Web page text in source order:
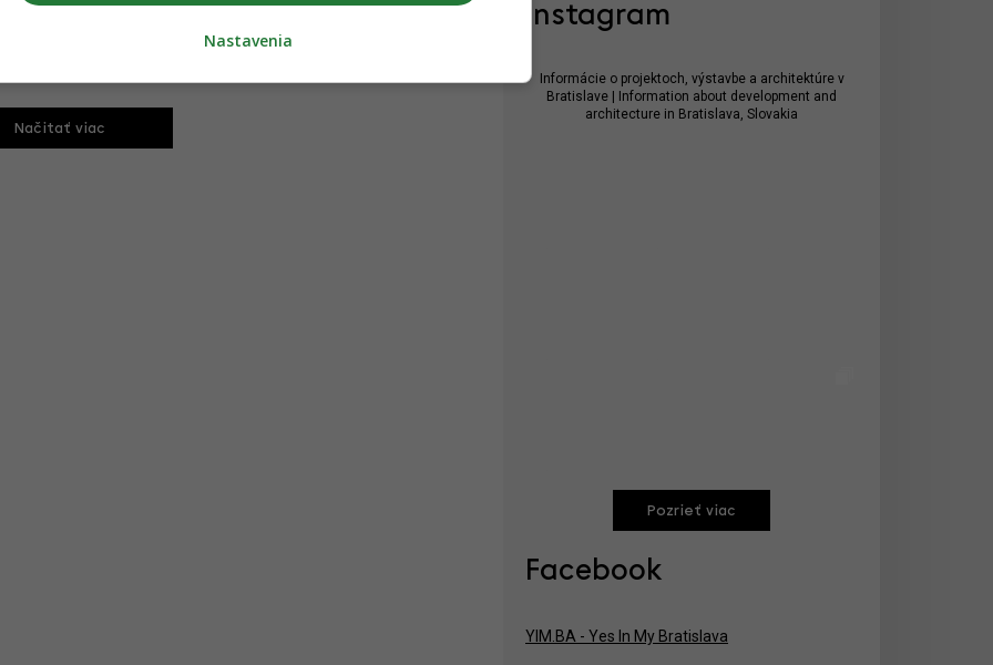
etape projektu Stein2. Pôvodne ich malo byť päť,
časť komplexu je už vo výstavbe.
Načitať viac
Instagram
Informácie o projektoch, výstavbe a architektúre v
Bratislave | Information about development and
architecture in Bratislava, Slovakia
Pozrieť viac
Facebook
YIM.BA - Yes In My Bratislava
Nastavenia